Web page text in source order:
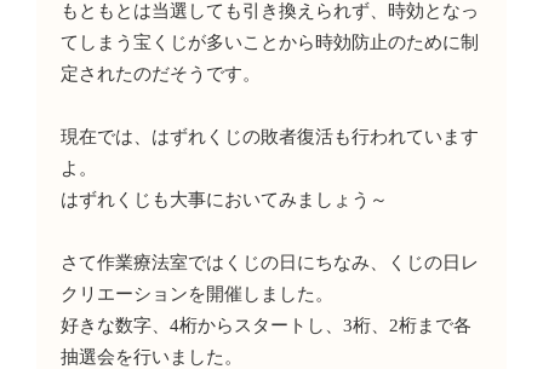
もともとは当選しても引き換えられず、時効となっ
てしまう宝くじが多いことから時効防止のために制
定されたのだそうです。
現在では、はずれくじの敗者復活も行われています
よ。
はずれくじも大事においてみましょう～
さて作業療法室ではくじの日にちなみ、くじの日レ
クリエーションを開催しました。
好きな数字、4桁からスタートし、3桁、2桁まで各
抽選会を行いました。